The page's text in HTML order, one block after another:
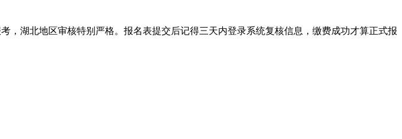
湖北地区审核特别严格。报名表提交后记得三天内登录系统复核信息，缴费成功才算正式报